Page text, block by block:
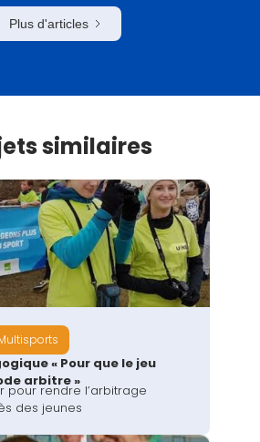
Plus d'articles
similaires
« Pour que le jeu
arbitre »
pour rendre l’arbitrage
des jeunes